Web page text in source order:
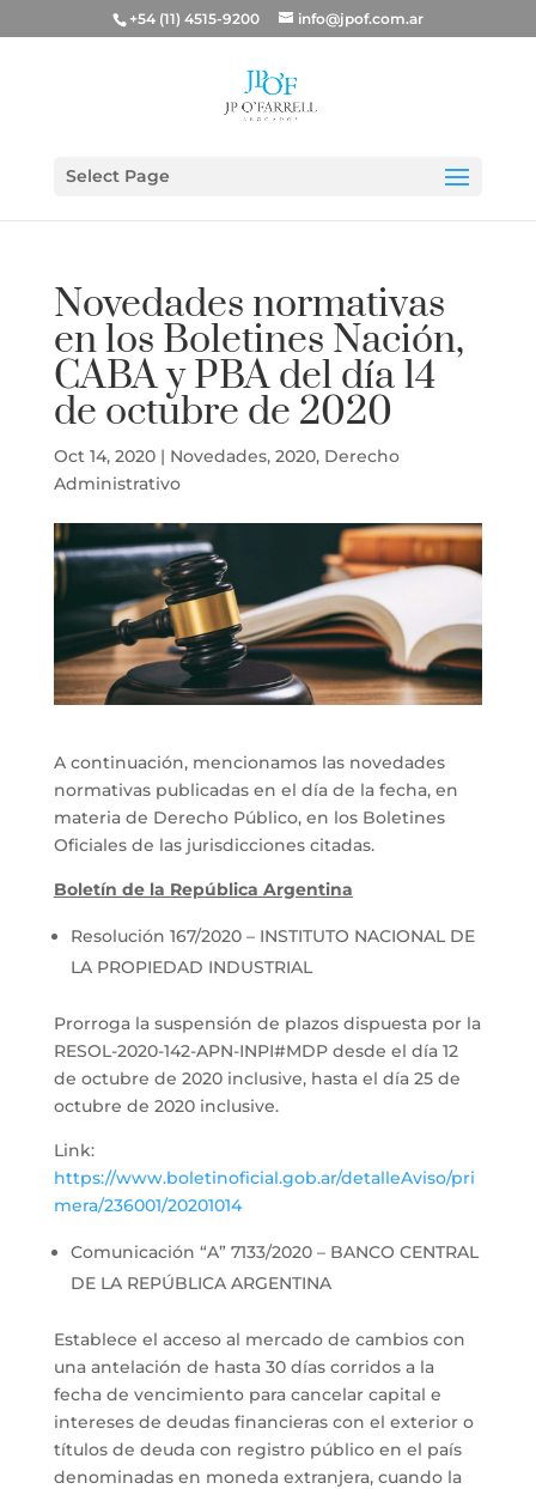
+54 (11) 4515-9200 info@jpof.com.ar
Select Page
Novedades normativas
en los Boletines Nación,
CABA y PBA del día 14
de octubre de 2020
Oct 14, 2020| Novedades, 2020, Derecho
Administrativo
A continuación, mencionamos las novedades
normativas publicadas en el día de la fecha, en
materia de Derecho Público, en los Boletines
Oficiales de las jurisdicciones citadas.
Boletín de la República Argentina
Resolución 167/2020 – INSTITUTO NACIONAL DE
LA PROPIEDAD INDUSTRIAL
Prorroga la suspensión de plazos dispuesta por la
RESOL-2020-142-APN-INPI#MDP desde el día 12
de octubre de 2020 inclusive, hasta el día 25 de
octubre de 2020 inclusive.
Link:
https://www.boletinoficial.gob.ar/detalleAviso/pri
mera/236001/20201014
Comunicación “A” 7133/2020 – BANCO CENTRAL
DE LA REPÚBLICA ARGENTINA
Establece el acceso al mercado de cambios con
una antelación de hasta 30 días corridos a la
fecha de vencimiento para cancelar capital e
intereses de deudas financieras con el exterior o
títulos de deuda con registro público en el país
denominadas en moneda extranjera, cuando la